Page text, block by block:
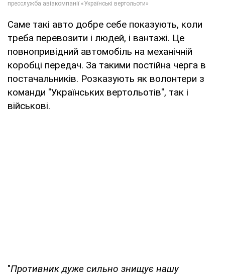
Саме такі авто добре себе показують, коли
треба перевозити і людей, і вантажі. Це
повнопривідний автомобіль на механічній
коробці передач. За такими постійна черга в
постачальників. Розказують як волонтери з
команди "Українських вертольотів", так і
військові.
"Противник дуже сильно знищує нашу